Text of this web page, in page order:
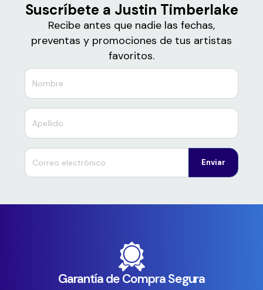
Suscríbete a Justin Timberlake
Recibe antes que nadie las fechas,
preventas y promociones de tus artistas
favoritos.
Enviar
Garantía de Compra Segura